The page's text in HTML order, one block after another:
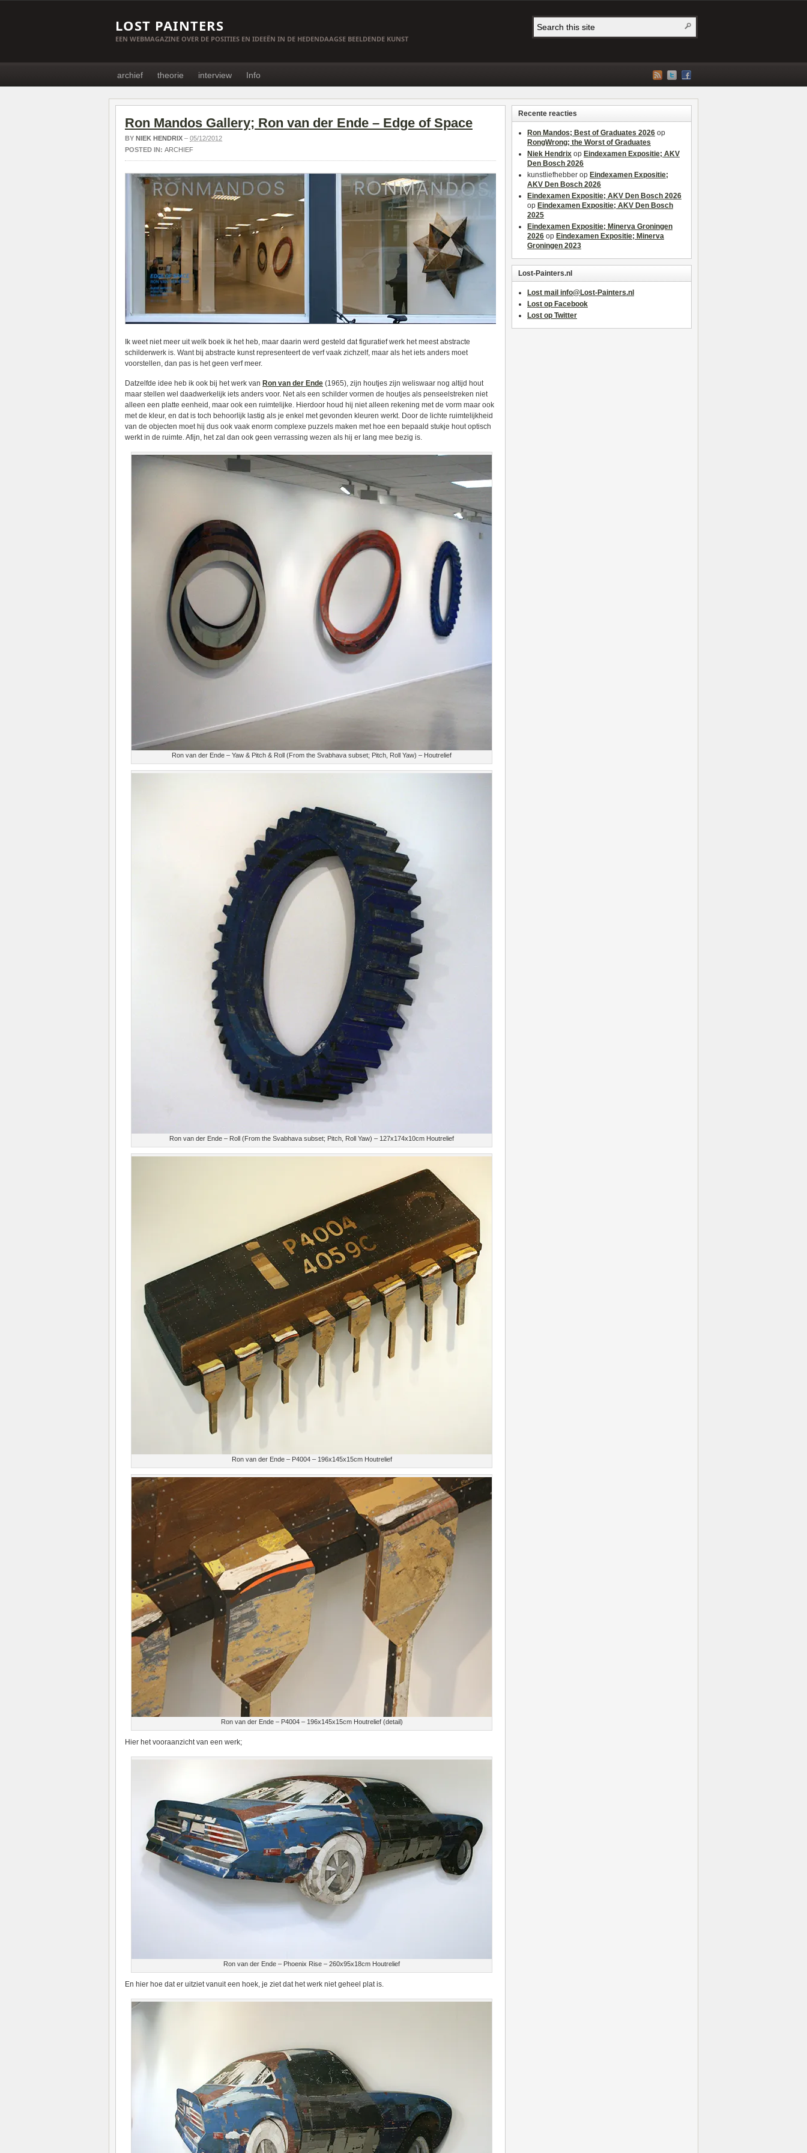
LOST PAINTERS
EEN WEBMAGAZINE OVER DE POSITIES EN IDEEËN IN DE HEDENDAAGSE BEELDENDE KUNST
archief theorie interview Info
Ron Mandos Gallery; Ron van der Ende – Edge of Space
BY NIEK HENDRIX – 05/12/2012
POSTED IN: ARCHIEF
Ik weet niet meer uit welk boek ik het heb, maar daarin werd gesteld dat figuratief werk het meest abstracte
schilderwerk is. Want bij abstracte kunst representeert de verf vaak zichzelf, maar als het iets anders moet
voorstellen, dan pas is het geen verf meer.
Datzelfde idee heb ik ook bij het werk van Ron van der Ende (1965), zijn houtjes zijn weliswaar nog altijd hout
maar stellen wel daadwerkelijk iets anders voor. Net als een schilder vormen de houtjes als penseelstreken niet
alleen een platte eenheid, maar ook een ruimtelijke. Hierdoor houd hij niet alleen rekening met de vorm maar ook
met de kleur, en dat is toch behoorlijk lastig als je enkel met gevonden kleuren werkt. Door de lichte ruimtelijkheid
van de objecten moet hij dus ook vaak enorm complexe puzzels maken met hoe een bepaald stukje hout optisch
werkt in de ruimte. Afijn, het zal dan ook geen verrassing wezen als hij er lang mee bezig is.
Ron van der Ende – Yaw & Pitch & Roll (From the Svabhava subset; Pitch, Roll Yaw) – Houtrelief
Ron van der Ende – Roll (From the Svabhava subset; Pitch, Roll Yaw) – 127x174x10cm Houtrelief
Ron van der Ende – P4004 – 196x145x15cm Houtrelief
Ron van der Ende – P4004 – 196x145x15cm Houtrelief (detail)
Hier het vooraanzicht van een werk;
Ron van der Ende – Phoenix Rise – 260x95x18cm Houtrelief
En hier hoe dat er uitziet vanuit een hoek, je ziet dat het werk niet geheel plat is.
Recente reacties
Ron Mandos; Best of Graduates 2026 op
RongWrong; the Worst of Graduates
Niek Hendrix op Eindexamen Expositie; AKV
Den Bosch 2026
kunstliefhebber op Eindexamen Expositie;
AKV Den Bosch 2026
Eindexamen Expositie; AKV Den Bosch 2026
op Eindexamen Expositie; AKV Den Bosch
2025
Eindexamen Expositie; Minerva Groningen
2026 op Eindexamen Expositie; Minerva
Groningen 2023
Lost-Painters.nl
Lost mail info@Lost-Painters.nl
Lost op Facebook
Lost op Twitter